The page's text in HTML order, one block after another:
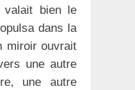
bien le
dans la
miroir ouvrait
une autre
une autre